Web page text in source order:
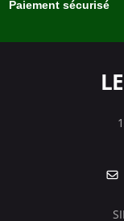
Paiement sécurisé